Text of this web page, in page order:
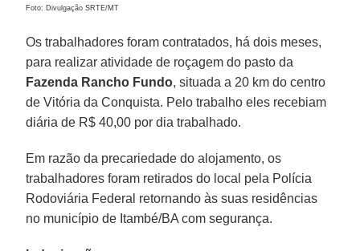
Foto: Divulgação SRTE/MT
Os trabalhadores foram contratados, há dois meses,
para realizar atividade de roçagem do pasto da
Fazenda Rancho Fundo, situada a 20 km do centro
de Vitória da Conquista. Pelo trabalho eles recebiam
diária de R$ 40,00 por dia trabalhado.
Em razão da precariedade do alojamento, os
trabalhadores foram retirados do local pela Polícia
Rodoviária Federal retornando às suas residências
no município de Itambé/BA com segurança.